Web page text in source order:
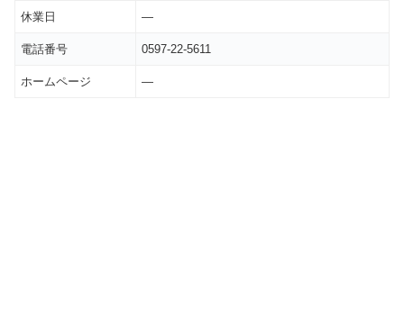
休業日 ―
電話番号 0597-22-5611
ホームページ ―